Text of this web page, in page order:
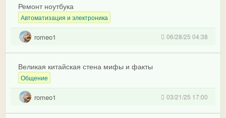
Ремонт ноутбука
Автоматизация и электроника
romeo1 06/28/25 04:38
Великая китайская стена мифы и факты
Общение
romeo1 03/21/25 17:00